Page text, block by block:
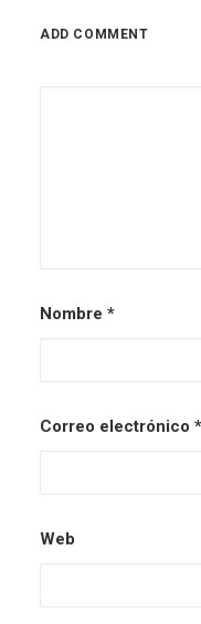
ADD COMMENT
Nombre *
Correo electrónico *
Web